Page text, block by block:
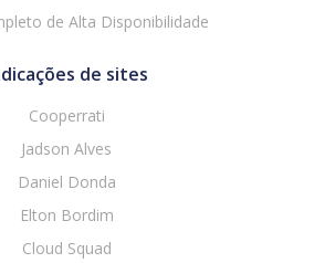
de Alta Disponibilidade
de sites
Cooperrati
Jadson Alves
Daniel Donda
Elton Bordim
Cloud Squad